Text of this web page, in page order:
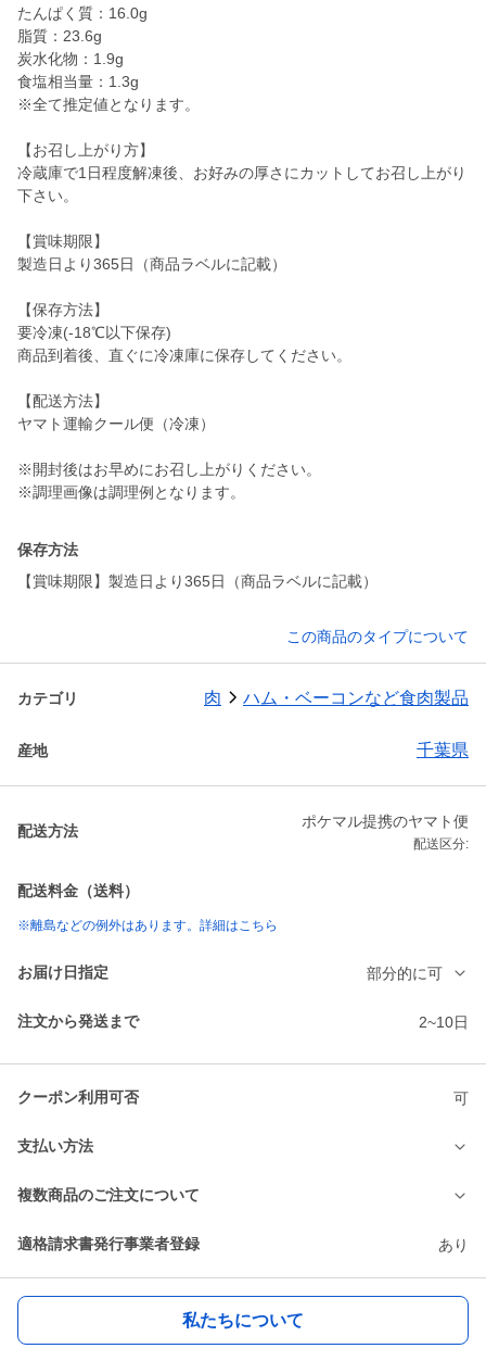
たんぱく質：16.0g
脂質：23.6g
炭水化物：1.9g
食塩相当量：1.3g
※全て推定値となります。
【お召し上がり方】
冷蔵庫で1日程度解凍後、お好みの厚さにカットしてお召し上がり
下さい。
【賞味期限】
製造日より365日（商品ラベルに記載）
【保存方法】
要冷凍(-18℃以下保存)
商品到着後、直ぐに冷凍庫に保存してください。
【配送方法】
ヤマト運輸クール便（冷凍）
※開封後はお早めにお召し上がりください。
※調理画像は調理例となります。
保存方法
【賞味期限】製造日より365日（商品ラベルに記載）
この商品のタイプについて
カテゴリ 肉 ハム・ベーコンなど食肉製品
産地 千葉県
配送方法
ポケマル提携のヤマト便
配送区分:
配送料金（送料）
※離島などの例外はあります。詳細はこちら
お届け日指定 部分的に可
注文から発送まで 2~10日
クーポン利用可否 可
支払い方法
複数商品のご注文について
適格請求書発行事業者登録 あり
私たちについて